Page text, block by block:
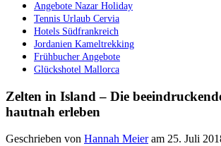
Angebote Nazar Holiday
Tennis Urlaub Cervia
Hotels Südfrankreich
Jordanien Kameltrekking
Frühbucher Angebote
Glückshotel Mallorca
Zelten in Island – Die
hautnah erleben
Geschrieben von Hannah Meier am 25. Juli